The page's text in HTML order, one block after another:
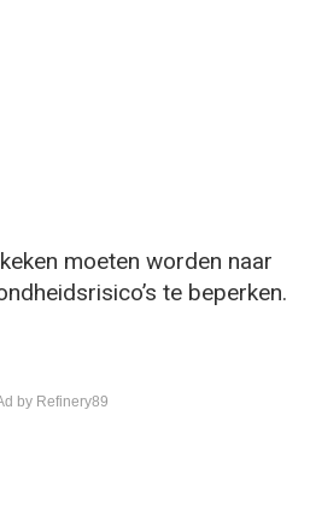
moeten worden naar
te beperken.
by Refinery89